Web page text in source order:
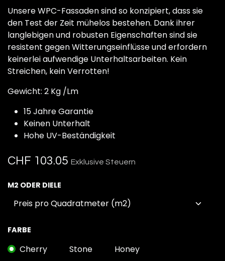
Unsere WPC-Fassaden sind so konzipiert, dass sie
den Test der Zeit mühelos bestehen. Dank ihrer
langlebigen und robusten Eigenschaften sind sie
resistent gegen Witterungseinflüsse und erfordern
keinerlei aufwendige Unterhaltsarbeiten. Kein
Streichen, kein Verrotten!
Gewicht: 2 Kg /Lm
15 Jahre Garantie
Keinen Unterhalt
Hohe UV-Beständigkeit
CHF 103.05 Exklusive Steuern
M2 ODER DIELE
FARBE
Cherry Stone Honey